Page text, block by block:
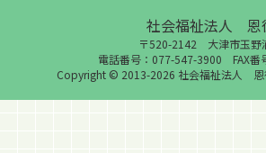
社会福祉法人 恩
〒520-2142 大津市玉野
電話番号：077-547-3900 FAX番
Copyright © 2013-2026 社会福祉法人 恩